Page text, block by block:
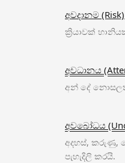
අවදානම (Risk)
ක්‍රියාවක්
අවධානය
අන් දේ
අවබෝධය
අදහස්, කරුණු,
පැහැදිලි කරයි.